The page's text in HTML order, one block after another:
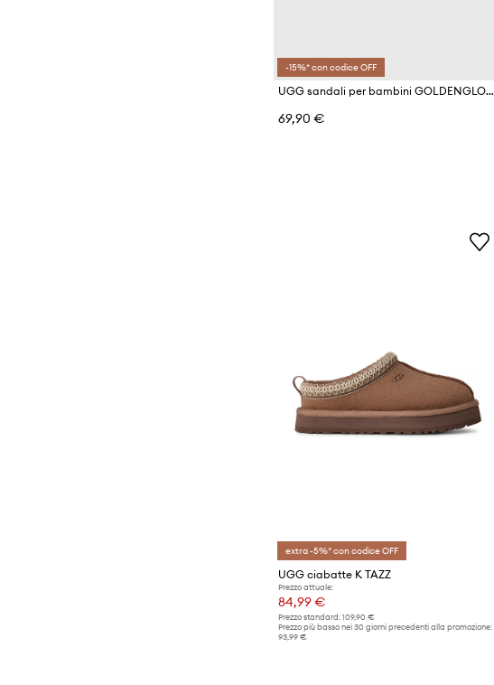
-15%* con codice OFF
UGG sandali per bambini GOLDENGLOW
69,90 €
extra -5%* con codice OFF
UGG ciabatte K TAZZ
Prezzo attuale:
84,99 €
Prezzo standard: 109,90 €
Prezzo più basso nei 30 giorni precedenti alla promozione:
93,99 €